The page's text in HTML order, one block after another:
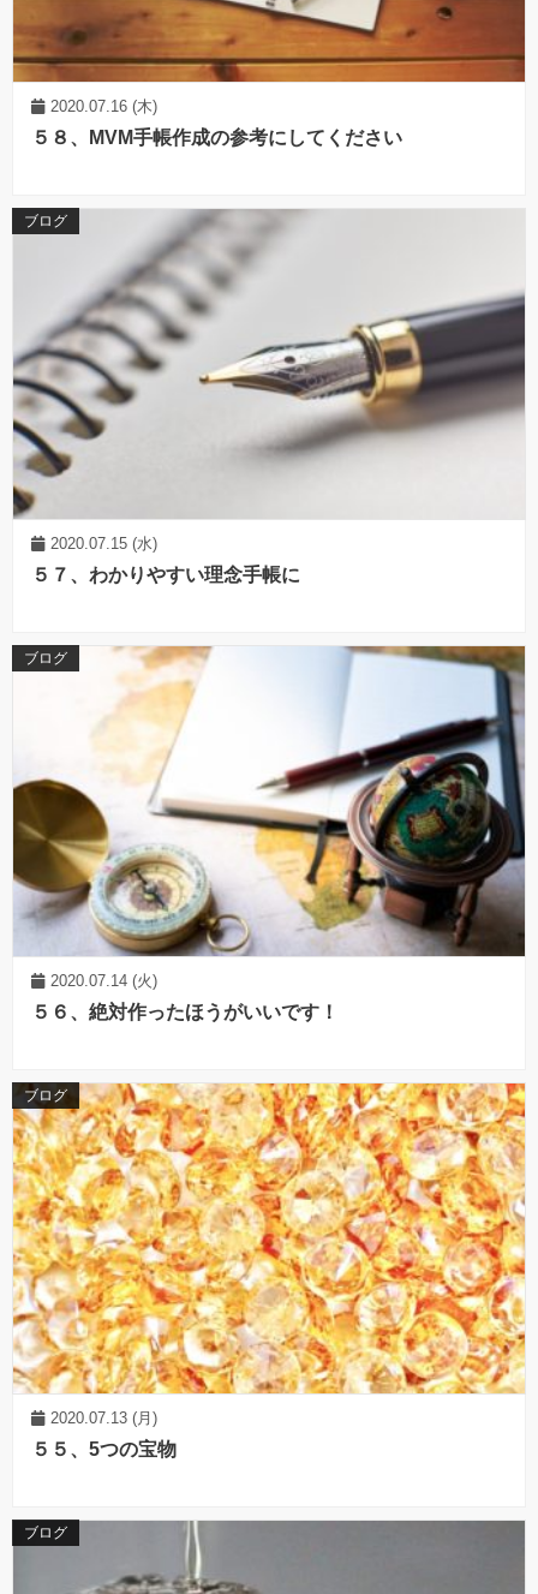
2020.07.16 (木)
５８、MVM手帳作成の参考にしてください
ブログ
2020.07.15 (水)
５７、わかりやすい理念手帳に
ブログ
2020.07.14 (火)
５６、絶対作ったほうがいいです！
ブログ
2020.07.13 (月)
５５、5つの宝物
ブログ